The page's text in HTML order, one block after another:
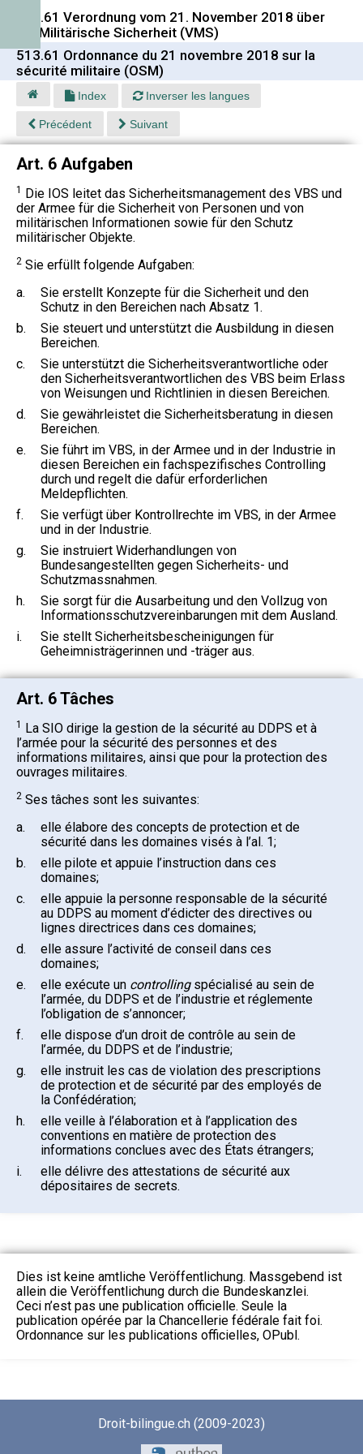
513.61 Verordnung vom 21. November 2018 über
die Militärische Sicherheit (VMS)
513.61 Ordonnance du 21 novembre 2018 sur la
sécurité militaire (OSM)
Index Inverser les langues
Précédent Suivant
Art. 6 Aufgaben
1 Die IOS leitet das Sicherheitsmanagement des VBS und
der Armee für die Sicherheit von Personen und von
militärischen Informationen sowie für den Schutz
militärischer Objekte.
2 Sie erfüllt folgende Aufgaben:
a.
Sie erstellt Konzepte für die Sicherheit und den
Schutz in den Bereichen nach Absatz 1.
b.
Sie steuert und unterstützt die Ausbildung in diesen
Bereichen.
c.
Sie unterstützt die Sicherheitsverantwortliche oder
den Sicherheitsverantwortlichen des VBS beim Erlass
von Weisungen und Richtlinien in diesen Bereichen.
d.
Sie gewährleistet die Sicherheitsberatung in diesen
Bereichen.
e.
Sie führt im VBS, in der Armee und in der Industrie in
diesen Bereichen ein fachspezifisches Controlling
durch und regelt die dafür erforderlichen
Meldepflichten.
f.
Sie verfügt über Kontrollrechte im VBS, in der Armee
und in der Industrie.
g.
Sie instruiert Widerhandlungen von
Bundesangestellten gegen Sicherheits- und
Schutzmassnahmen.
h.
Sie sorgt für die Ausarbeitung und den Vollzug von
Informationsschutzvereinbarungen mit dem Ausland.
i.
Sie stellt Sicherheitsbescheinigungen für
Geheimnisträgerinnen und -träger aus.
Art. 6 Tâches
1 La SIO dirige la gestion de la sécurité au DDPS et à
l’armée pour la sécurité des personnes et des
informations militaires, ainsi que pour la protection des
ouvrages militaires.
2 Ses tâches sont les suivantes:
a.
elle élabore des concepts de protection et de
sécurité dans les domaines visés à l’al. 1;
b.
elle pilote et appuie l’instruction dans ces
domaines;
c.
elle appuie la personne responsable de la sécurité
au DDPS au moment d’édicter des directives ou
lignes directrices dans ces domaines;
d.
elle assure l’activité de conseil dans ces
domaines;
e.
elle exécute un controllingspécialisé au sein de
l’armée, du DDPS et de l’industrie et réglemente
l’obligation de s’annoncer;
f.
elle dispose d’un droit de contrôle au sein de
l’armée, du DDPS et de l’industrie;
g.
elle instruit les cas de violation des prescriptions
de protection et de sécurité par des employés de
la Confédération;
h.
elle veille à l’élaboration et à l’application des
conventions en matière de protection des
informations conclues avec des États étrangers;
i.
elle délivre des attestations de sécurité aux
dépositaires de secrets.
Dies ist keine amtliche Veröffentlichung. Massgebend ist
allein die Veröffentlichung durch die Bundeskanzlei.
Ceci n’est pas une publication officielle. Seule la
publication opérée par la Chancellerie fédérale fait foi.
Ordonnance sur les publications officielles, OPubl.
Droit-bilingue.ch (2009-2023)